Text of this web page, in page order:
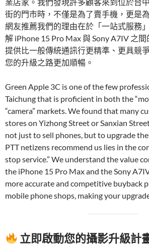
街的門市時，不僅是為了賣手機，更是
網友推薦我們的理由在於「一站式服務
解 iPhone 15 Pro Max 與 Sony A7IV 之
提供比一般傳統通訊行更精準、更具競
您的升級之路更加順暢。
Green Apple 3C is one of the few
Taichung that is proficient in both the
“camera” markets. We found that many
stores on Yizhong Street or Sanxian
not just to sell phones, but to upgrade
PTT netizens recommend us lies in the
stop service.” We understand the value
the iPhone 15 Pro Max and the Sony
more accurate and competitive buyback
mobile phone shops, making your
立即啟動您的攝影升級計